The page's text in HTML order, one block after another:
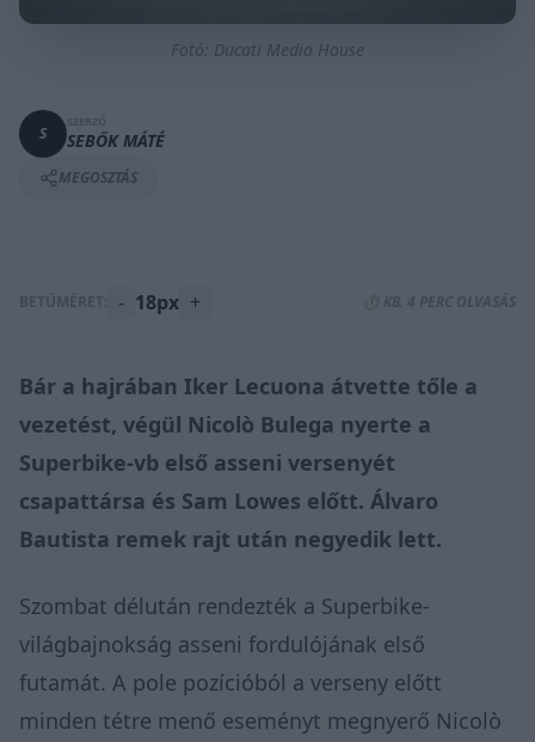
Fotó: Ducati Media House
S SEBŐK MÁTÉ
MEGOSZTÁS
BETŰMÉRET: - 18px + ⏱️ KB. 4 PERC OLVASÁS
Bár a hajrában Iker Lecuona átvette tőle a
vezetést, végül Nicolò Bulega nyerte a
Superbike-vb első asseni versenyét
csapattársa és Sam Lowes előtt. Álvaro
Bautista remek rajt után negyedik lett.
Szombat délután rendezték a Superbike-
világbajnokság asseni fordulójának első
futamát. A pole pozícióból a verseny előtt
minden tétre menő eseményt megnyerő Nicolò